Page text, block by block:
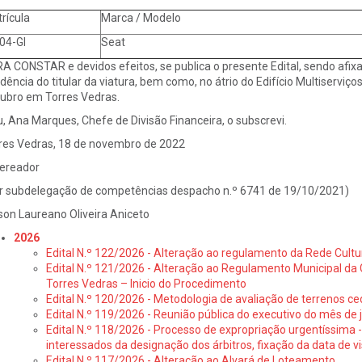
Marca / Modelo
GI
Seat
CONSTAR e devidos efeitos, se publica o presente Edital, sendo
do titular da viatura, bem como, no átrio do Edifício
em Torres Vedras.
Ana Marques, Chefe de Divisão Financeira, o subscrevi.
Vedras, 18 de novembro de 2022
subdelegação de competências despacho n.º 6741 de 19/10/2021)
Laureano Oliveira Aniceto
2026
Edital N.º 122/2026 - Alteração ao regulamento da Rede
Edital N.º 121/2026 - Alteração ao Regulamento Municipal
Torres Vedras – Inicio do Procedimento
Edital N.º 120/2026 - Metodologia de avaliação de terrenos
Edital N.º 119/2026 - Reunião pública do executivo do mês de
Edital N.º 118/2026 - Processo de expropriação urgentíssima
interessados da designação dos árbitros, fixação da data de